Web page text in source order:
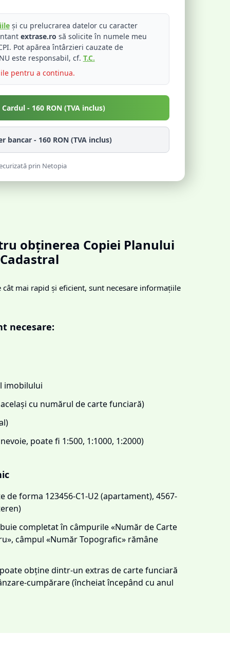
și cu prelucrarea datelor cu caracter
extrase.ro să solicite în numele meu
Pot apărea întârzieri cauzate de
este responsabil, cf. T.C.
pentru a continua.
- 160 RON (TVA inclus)
bancar - 160 RON (TVA inclus)
prin Netopia
obținerea Copiei Planului
Cadastral
cât mai rapid și eficient, sunt necesare informațiile
necesare:
imobilului
cu numărul de carte funciară)
poate fi 1:500, 1:1000, 1:2000)
forma 123456-C1-U2 (apartament), 4567-
completat în câmpurile «Număr de Carte
câmpul «Număr Topografic» rămâne
obține dintr-un extras de carte funciară
cumpărare (încheiat începând cu anul